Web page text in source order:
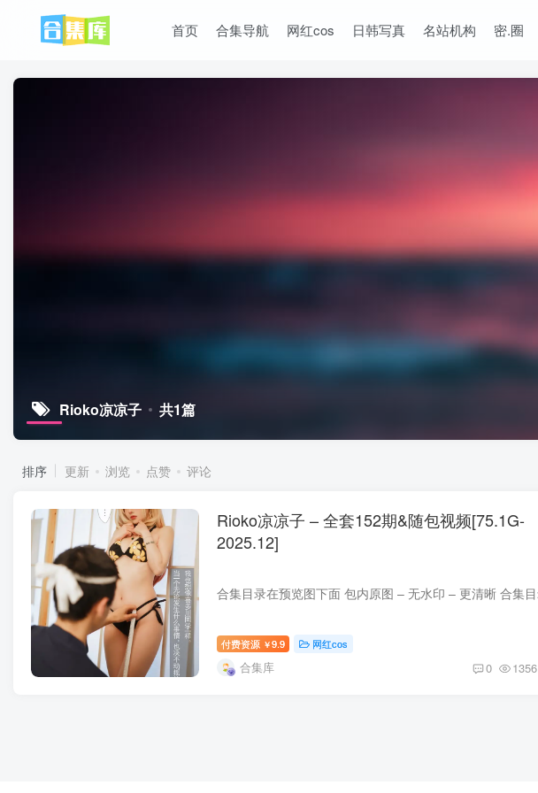
首页 合集导航 网红cos 日韩写真 名站机构 密.圈
Rioko凉凉子 共1篇
排序 更新 浏览 点赞 评论
Rioko凉凉子 – 全套152期&随包视频[75.1G-
2025.12]
付费资源 ￥9.9 网红cos
合集库 0 1356